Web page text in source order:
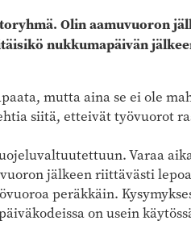
Olin aamuvuoron
nukkumapäivän
mutta aina se ei ole
siitä, etteivät työvuorot
Varaa
jälkeen riittävästi
peräkkäin.
on usein